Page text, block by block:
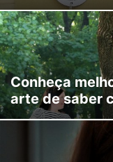
Conheça
arte de saber